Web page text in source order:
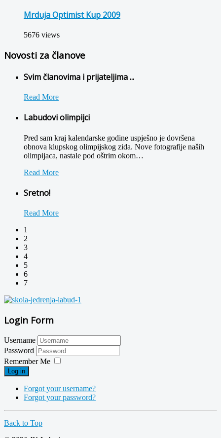
Mrduja Optimist Kup 2009
5676 views
Novosti za članove
Svim članovima i prijateljima ...
Read More
Labudovi olimpijci
Pred sam kraj kalendarske godine uspješno je dovršena
obnova klupskog olimpijskog zida. Nove fotografije naših
olimpijaca, nastale pod oštrim okom…
Read More
Sretno!
Read More
1
2
3
4
5
6
7
Login Form
Username
Password
Remember Me
Log in
Forgot your username?
Forgot your password?
Back to Top